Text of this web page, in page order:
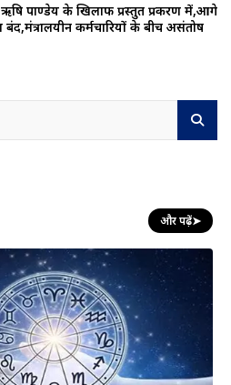
पाण्डेय के खिलाफ प्रस्तुत प्रकरण में,आगे
बंद,मंत्रालयीन कर्मचारियों के बीच असंतोष
और पढ़ें➤